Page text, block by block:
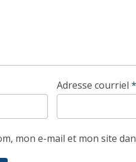
Adresse courriel *
mon e-mail et mon site